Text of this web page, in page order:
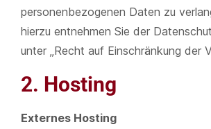
personenbezogenen Daten zu
hierzu entnehmen Sie der
unter „Recht auf Einschränkung der
2. Hosting
Externes Hosting